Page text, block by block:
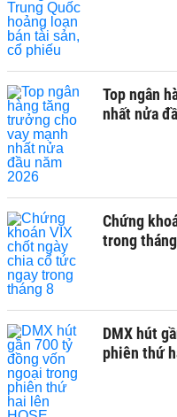
Top ngân
nhất nửa
Chứng
trong
DMX hút
phiên thứ